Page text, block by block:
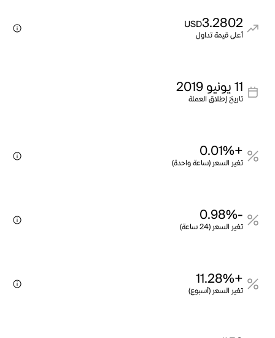
3.2802
USD
أعلى قيمة تداول
11 يونيو 2019
تاريخ إطلاق العملة
+0.01%
تغير السعر (ساعة واحدة)
-0.98%
تغير السعر (24 ساعة)
+11.28%
تغير السعر (أسبوع)